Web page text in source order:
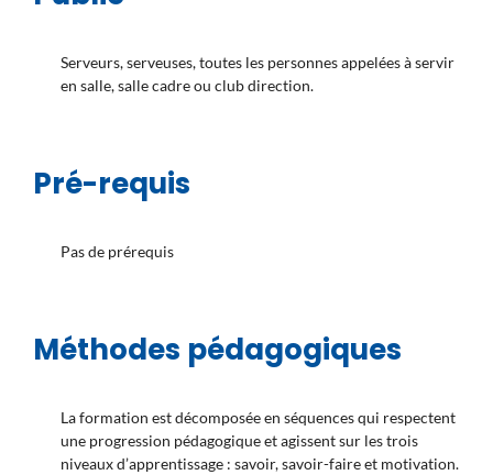
Serveurs, serveuses, toutes les personnes appelées à servir
en salle, salle cadre ou club direction.
Pré-requis
Pas de prérequis
Méthodes pédagogiques
La formation est décomposée en séquences qui respectent
une progression pédagogique et agissent sur les trois
niveaux d’apprentissage : savoir, savoir-faire et motivation.